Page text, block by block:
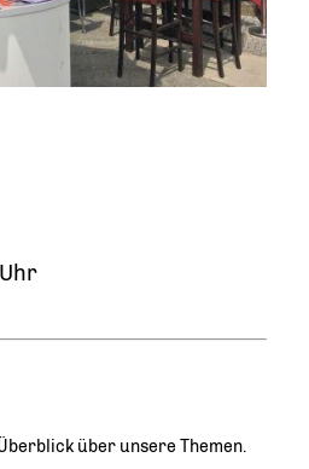
über unsere Themen.